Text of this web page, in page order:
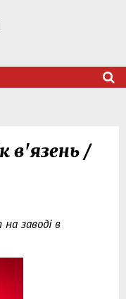
в'язень /
заводі в